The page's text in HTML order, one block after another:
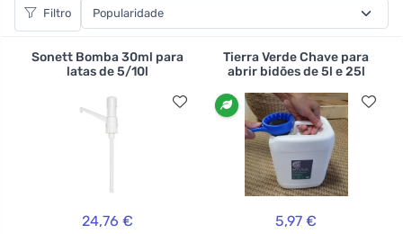
pequenos.
Filtro
Sonett Bomba 30ml para
latas de 5/10l
24,76 €
Tierra Verde Chave para
abrir bidões de 5l e 25l
5,97 €